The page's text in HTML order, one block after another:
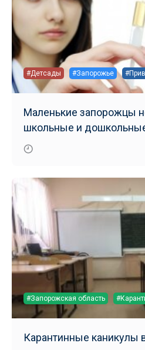
#Детсады #Запорожье
Маленькие запорожцы
школьные и
прививок
#Запорожская область
Карантинные каникулы